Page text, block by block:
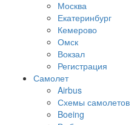
Москва
Екатеринбург
Кемерово
Омск
Вокзал
Регистрация
Самолет
Airbus
Схемы самолетов
Boeing